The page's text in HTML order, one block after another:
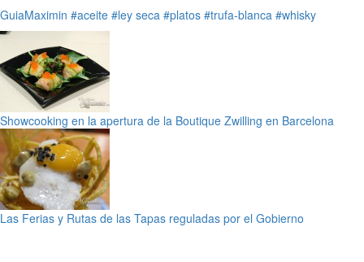
GuiaMaximin #aceite #ley seca #platos #trufa-blanca #whisky
Showcooking en la apertura de la Boutique Zwilling en Barcelona
Las Ferias y Rutas de las Tapas reguladas por el Gobierno